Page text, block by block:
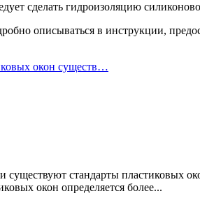
сделать гидроизоляцию
описываться в инструкции,
окон существ…
существуют стандарты пластиковых
окон определяется более...